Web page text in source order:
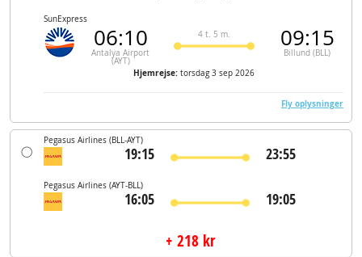
SunExpress
06:10
Antalya Airport
(AYT)
4 t. 5 m. 09:15
Billund (BLL)
Hjemrejse: torsdag 3 sep 2026
Fly oplysninger
Pegasus Airlines (BLL-AYT)
19:15 23:55
Pegasus Airlines (AYT-BLL)
16:05 19:05
+ 218 kr